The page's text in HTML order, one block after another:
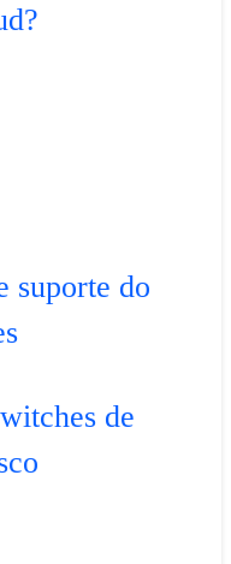
suporte do
de